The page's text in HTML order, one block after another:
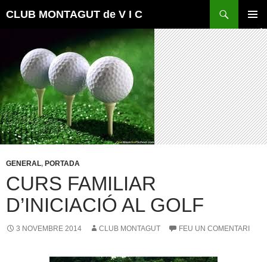
CLUB MONTAGUT de V I C
MENÚ
GENERAL, PORTADA
CURS FAMILIAR
D’INICIACIÓ AL GOLF
3 NOVEMBRE 2014 CLUB MONTAGUT FEU UN COMENTARI